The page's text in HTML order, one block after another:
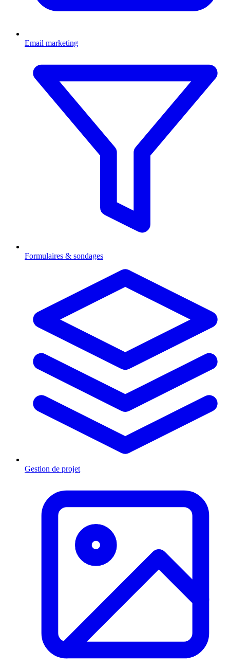
Email marketing
Formulaires & sondages
Gestion de projet